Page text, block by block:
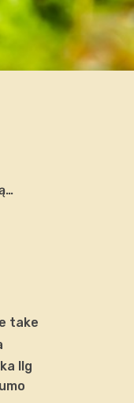
take
IIg